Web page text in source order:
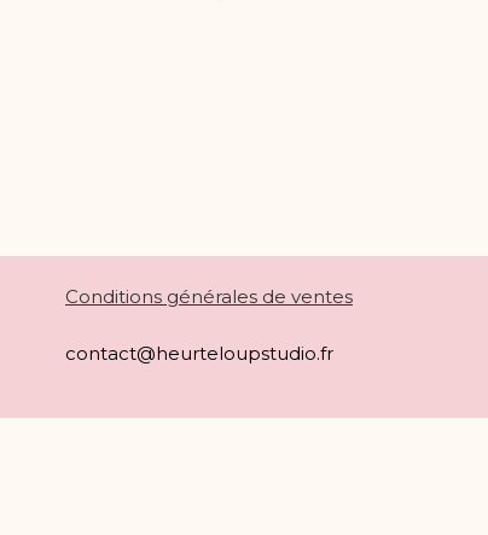
Conditions générales de ventes
contact@heurteloupstudio.fr